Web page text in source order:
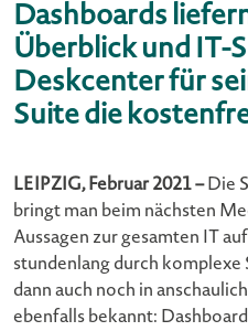
Dashboards
Überblick und IT-
Deskcenter für
Suite die
LEIPZIG, Februar 2021 –Die
bringt man beim nächsten
Aussagen zur gesamten IT
stundenlang durch
dann auch noch in
ebenfalls bekannt: